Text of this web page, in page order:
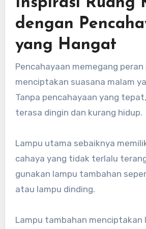
dengan
yang Hangat
Pencahayaan memegang
menciptakan suasana malam
Tanpa pencahayaan yang
terasa dingin dan kurang hidup.
Lampu utama sebaiknya
cahaya yang tidak terlalu
gunakan lampu tambahan
atau lampu dinding.
Lampu tambahan menciptakan